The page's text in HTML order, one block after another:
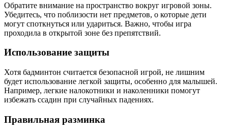
Обратите внимание на пространство вокруг игровой зоны.
Убедитесь, что поблизости нет предметов, о которые дети
могут споткнуться или удариться. Важно, чтобы игра
проходила в открытой зоне без препятствий.
Использование защиты
Хотя бадминтон считается безопасной игрой, не лишним
будет использование легкой защиты, особенно для малышей.
Например, легкие налокотники и наколенники помогут
избежать ссадин при случайных падениях.
Правильная разминка